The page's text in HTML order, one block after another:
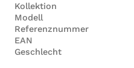
Kollektion
Modell
Referenznummer
EAN
Geschlecht